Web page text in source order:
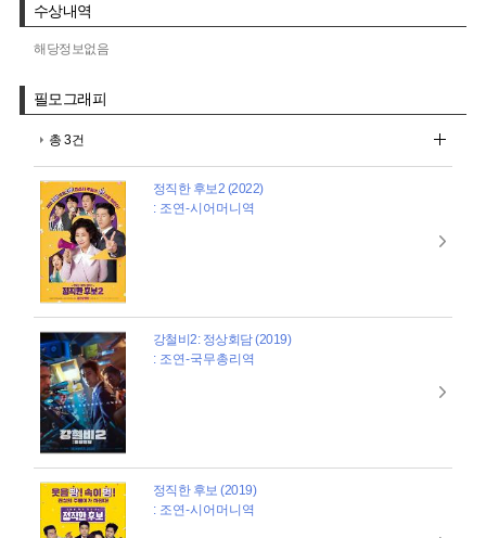
수상내역
해당정보없음
필모그래피
총 3건
정직한 후보2 (2022)
: 조연-시어머니역
강철비2: 정상회담 (2019)
: 조연-국무총리역
정직한 후보 (2019)
: 조연-시어머니역